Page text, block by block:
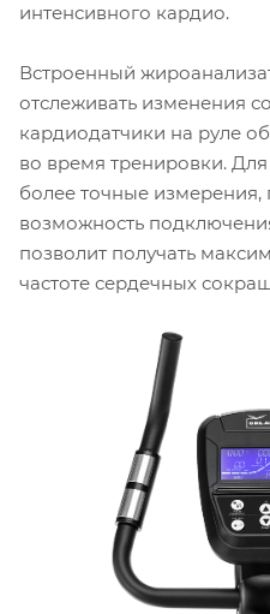
интенсивного кардио.
Встроенный
отслеживать изменения
кардиодатчики на руле
во время тренировки. Для
более точные измерения,
возможность
позволит получать
частоте сердечных